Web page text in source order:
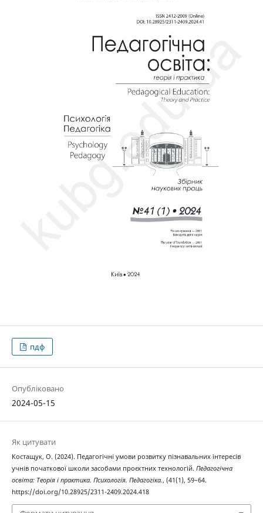
пдф
Опубліковано
2024-05-15
Як цитувати
Костащук, О. (2024). Педагогічні умови розвитку пізнавальних інтересів
учнів початкової школи засобами проєктних технологій. Педагогічна
освіта: Теорія і практика. Психологія. Педагогіка., (41(1), 59–64.
https://doi.org/10.28925/2311-2409.2024.418